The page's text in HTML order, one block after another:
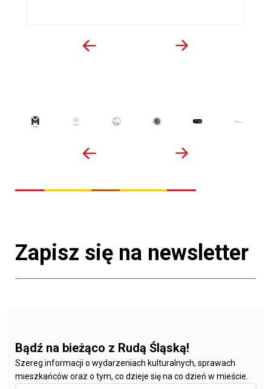
Zapisz się na newsletter
Bądź na bieżąco z Rudą Śląską!
Szereg informacji o wydarzeniach kulturalnych, sprawach
mieszkańców oraz o tym, co dzieje się na co dzień w mieście.